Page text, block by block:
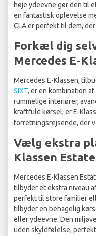
høje ydeevne gør den til
en fantastisk oplevelse
CLA er perfekt til dem,
Forkæl dig
Mercedes E-
Mercedes E-Klassen,
SIXT, er en kombination
rummelige interiører,
kraftfuld kørsel, er E-
forretningsrejsende, der
Vælg ekstra
Klassen Estate
Mercedes E-Klassen
tilbyder et ekstra niveau
perfekt til store familier
tilbyder en behagelig
eller ydeevne. Den
uden skyldfølelse,